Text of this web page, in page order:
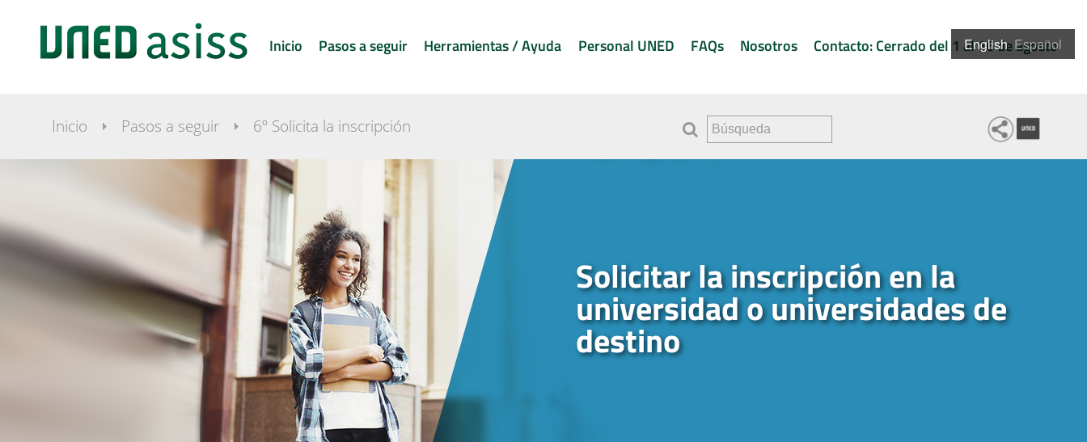
Inicio Pasos a seguir Herramientas / Ayuda Personal UNED FAQs Nosotros Contacto: Cerrado del 1 al 16 de agosto
English Español
Inicio Pasos a seguir 6º Solicita la inscripción
Solicitar la inscripción en la
universidad o universidades de
destino